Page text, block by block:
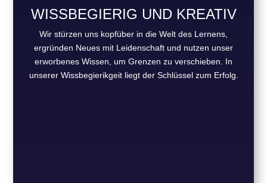
WISSBEGIERIG UND KREATIV
Wir stürzen uns kopfüber in die Welt des Lernens,
ergründen Neues mit Leidenschaft und nutzen unser
erworbenes Wissen, um Grenzen zu verschieben. In
unserer Wissbegierikgeit liegt der Schlüssel zum Erfolg.